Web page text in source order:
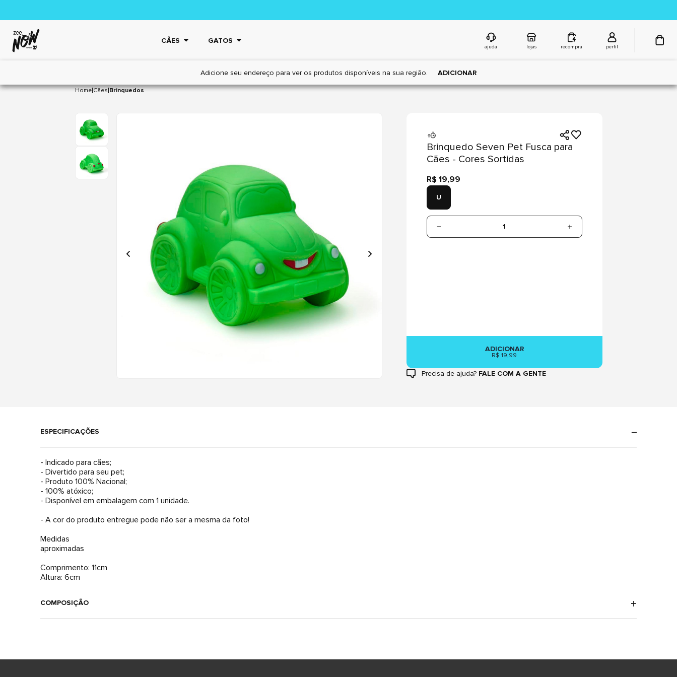
CÃES GATOS
ajuda lojas recompra perfil
Adicione seu endereço para ver os produtos disponíveis na sua região. ADICIONAR
Home|Cães|Brinquedos
Brinquedo Seven Pet Fusca para
Cães - Cores Sortidas
R$ 19,99
U
1
ADICIONAR
R$ 19,99
Precisa de ajuda? FALE COM A GENTE
ESPECIFICAÇÕES
- Indicado para cães;
- Divertido para seu pet;
- Produto 100% Nacional;
- 100% atóxico;
- Disponível em embalagem com 1 unidade.
- A cor do produto entregue pode não ser a mesma da foto!
Medidas
aproximadas
Comprimento: 11cm
Altura: 6cm
COMPOSIÇÃO